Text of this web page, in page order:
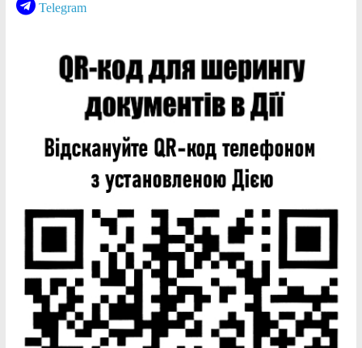
Telegram